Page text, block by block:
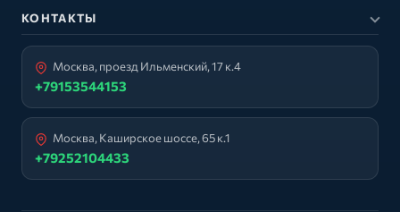
КОНТАКТЫ
Москва, проезд Ильменский, 17 к.4
+79153544153
Москва, Каширское шоссе, 65 к.1
+79252104433